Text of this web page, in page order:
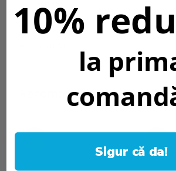
Download (6)
Recomandari
10%
la
Sigur că da!